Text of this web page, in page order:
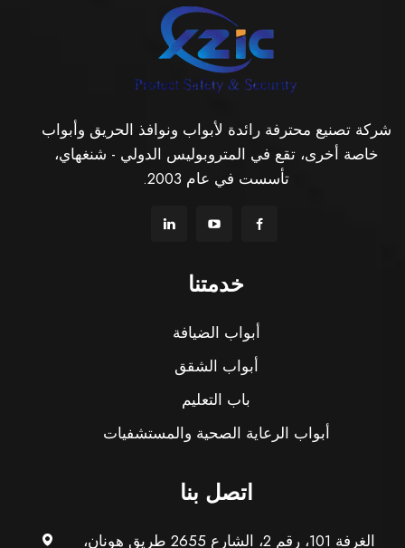
شركة تصنيع محترفة رائدة لأبواب ونوافذ الحريق وأبواب
خاصة أخرى، تقع في المتروبوليس الدولي - شنغهاي،
تأسست في عام 2003.
خدمتنا
أبواب الضيافة
أبواب الشقق
باب التعليم
أبواب الرعاية الصحية والمستشفيات
اتصل بنا
الغرفة 101، رقم 2، الشارع 2655 طريق هونان،